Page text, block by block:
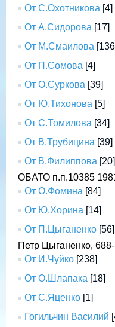
От С.Охотникова [4]
От А.Сидорова [17]
От М.Смаилова
От П.Сомова [4]
От О.Суркова [39]
От Ю.Тихонова [5]
От С.Томилова [34]
От В.Трубицина [39]
От В.Филиппова [20]
ОБАТО п.п.10385
От О.Фомина [84]
От Ю.Хорина [14]
От П.Цыганенко [56]
Петр Цыганенко,
От И.Чуйко [238]
От О.Шлапака [18]
От С.Яценко [1]
Гогильчин Василий